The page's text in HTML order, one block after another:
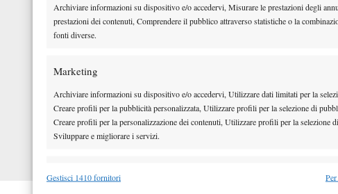
Archiviare informazioni su dispositivo e/o accedervi, Misurare le prestazioni degli
prestazioni dei contenuti, Comprendere il pubblico attraverso statistiche o la
fonti diverse.
Marketing
Archiviare informazioni su dispositivo e/o accedervi, Utilizzare dati limitati per la
Creare profili per la pubblicità personalizzata, Utilizzare profili per la selezione di
Creare profili per la personalizzazione dei contenuti, Utilizzare profili per la selezione
Sviluppare e migliorare i servizi.
Funzionalità
Gestisci 1410 fornitori